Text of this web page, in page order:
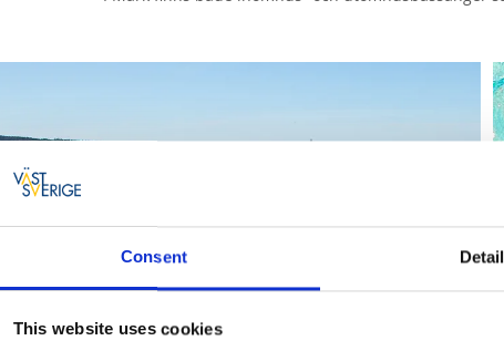
Consent
This website uses cookies
perfekta för både avkoppling och bad. Njut av
våra friska sjöar.